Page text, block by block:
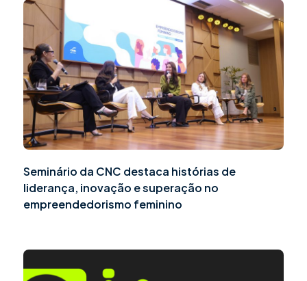
Seminário da CNC destaca histórias de
liderança, inovação e superação no
empreendedorismo feminino